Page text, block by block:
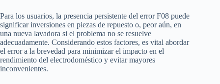
Para los usuarios, la presencia persistente del error F08 puede
significar inversiones en piezas de repuesto o, peor aún, en
una nueva lavadora si el problema no se resuelve
adecuadamente. Considerando estos factores, es vital abordar
el error a la brevedad para minimizar el impacto en el
rendimiento del electrodoméstico y evitar mayores
inconvenientes.